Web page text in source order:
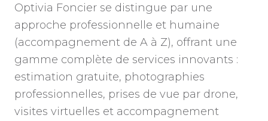
Optivia Foncier se distingue par une
approche professionnelle et humaine
(accompagnement de A à Z), offrant une
gamme complète de services innovants :
estimation gratuite, photographies
professionnelles, prises de vue par drone,
visites virtuelles et accompagnement